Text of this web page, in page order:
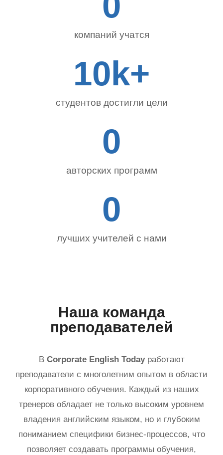
компаний учатся
студентов достигли цели
10k+
авторских программ
0
лучших учителей с нами
0
Наша команда
преподавателей
В Corporate English Todayработают
преподаватели с многолетним опытом в области
корпоративного обучения. Каждый из наших
тренеров обладает не только высоким уровнем
владения английским языком, но и глубоким
пониманием специфики бизнес-процессов, что
позволяет создавать программы обучения,